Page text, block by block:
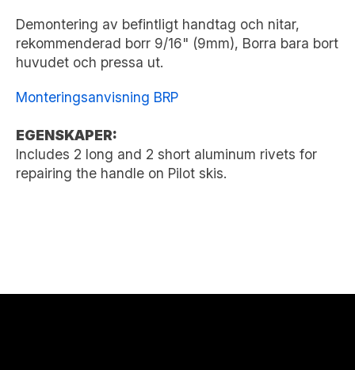
Demontering av befintligt handtag och nitar,
rekommenderad borr 9/16" (9mm), Borra bara bort
huvudet och pressa ut.
Monteringsanvisning BRP
EGENSKAPER:
Includes 2 long and 2 short aluminum rivets for
repairing the handle on Pilot skis.